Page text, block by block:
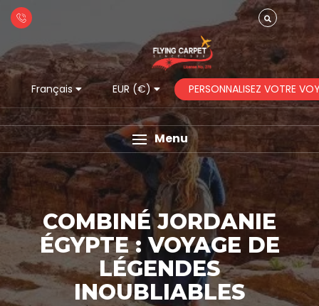
Français EUR (€) PERSONNALISEZ VOTRE
Menu
COMBINÉ JORDANIE
ÉGYPTE : VOYAGE DE
LÉGENDES
INOUBLIABLES